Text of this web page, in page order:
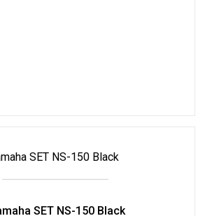
SET NS-150 Black